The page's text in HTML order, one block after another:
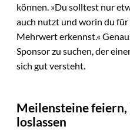
können. »Du solltest nur
auch nutzt und worin du
Mehrwert erkennst.«
Sponsor zu suchen, der
sich gut versteht.
Meilensteine
loslassen